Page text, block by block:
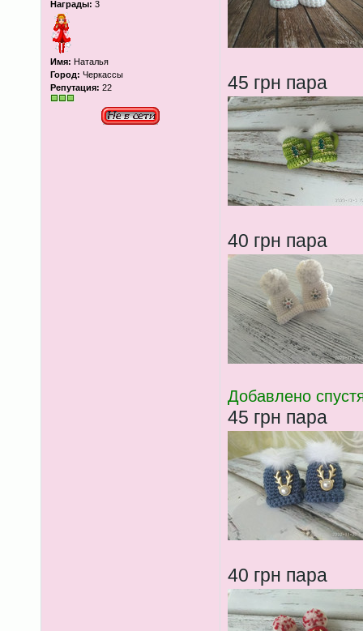
Награды: 3
Имя: Наталья
Город: Черкассы
Репутация: 22 45 грн пара
40 грн пара
Добавлено
45 грн пара
40 грн пара